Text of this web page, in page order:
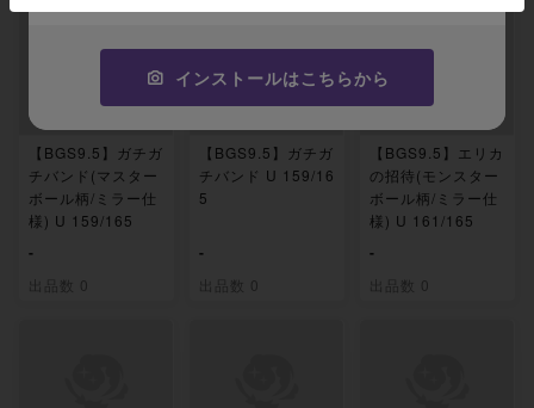
【BGS9.5】ガチガ
チバンド(マスター
ボール柄/ミラー仕
様) U 159/165
-
出品数 0
【BGS9.5】ガチガ
チバンド U 159/16
5
-
出品数 0
【BGS9.5】エリカ
の招待(モンスター
ボール柄/ミラー仕
様) U 161/165
-
出品数 0
インストールはこちらから